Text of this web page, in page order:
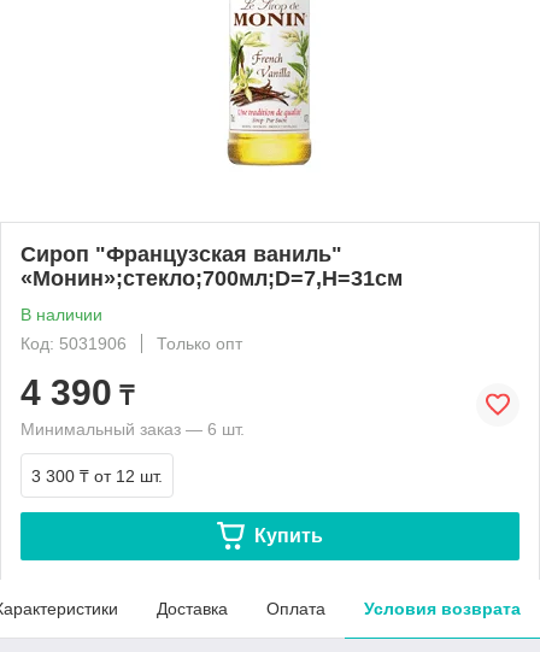
Сироп "Французская ваниль"
«Монин»;стекло;700мл;D=7,H=31см
В наличии
Код: 5031906
Только опт
4 390 ₸
Минимальный заказ — 6 шт.
3 300 ₸ от 12 шт.
Купить
Доставка Оплата Условия возврата